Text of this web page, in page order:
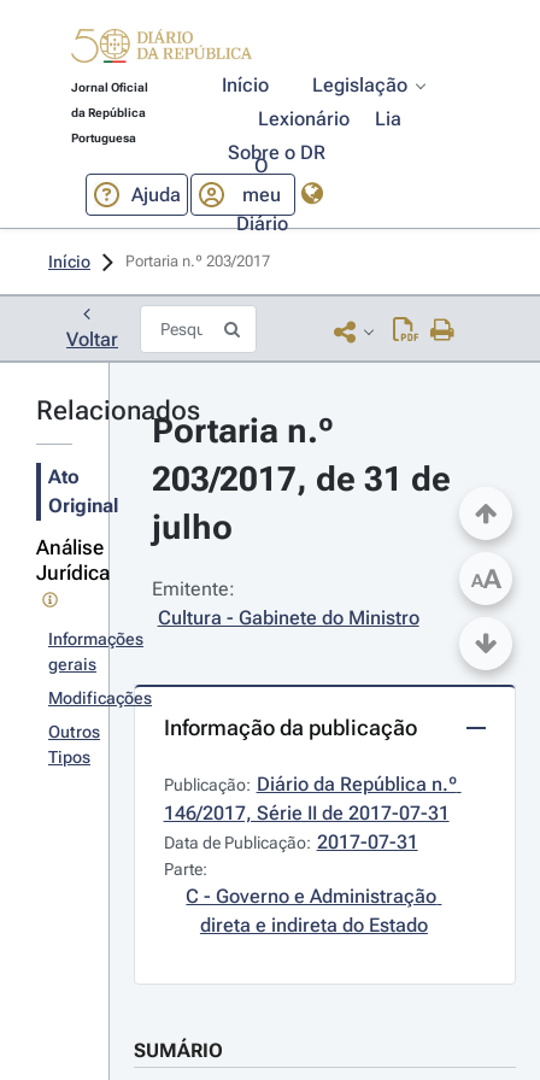
Jornal Oficial
da República
Portuguesa
Início
Legislação
Lexionário
Lia
Sobre o DR
Ajuda
O
meu
Diário
Início Portaria n.º 203/2017
Voltar
Relacionados
Ato
Original
Análise
Jurídica
Informações
gerais
Modificações
Outros
Tipos
Portaria n.º
203/2017, de 31 de
julho
Emitente:
Cultura - Gabinete do Ministro
Informação da publicação
Publicação: Diário da República n.º
146/2017, Série II de 2017-07-31
Data de Publicação: 2017-07-31
Parte:
C - Governo e Administração
direta e indireta do Estado
SUMÁRIO
AA